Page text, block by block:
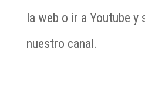
la web o ir a Youtube y
nuestro canal.